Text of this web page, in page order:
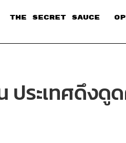
THE SECRET SAUCE​
ประเทศดึงดู